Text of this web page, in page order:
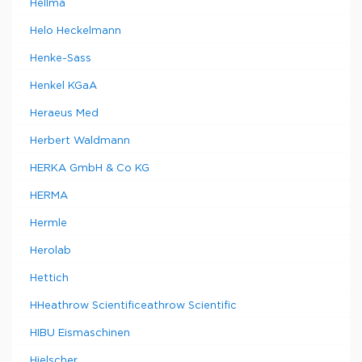
Hellma
Helo Heckelmann
Henke-Sass
Henkel KGaA
Heraeus Med
Herbert Waldmann
HERKA GmbH & Co KG
HERMA
Hermle
Herolab
Hettich
HHeathrow Scientificeathrow Scientific
HIBU Eismaschinen